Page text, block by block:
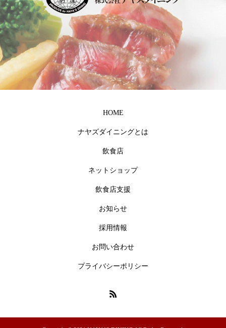
HOME
ナヤズダイニングとは
飲食店
ネットショップ
飲食店支援
お知らせ
採用情報
お問い合わせ
プライバシーポリシー